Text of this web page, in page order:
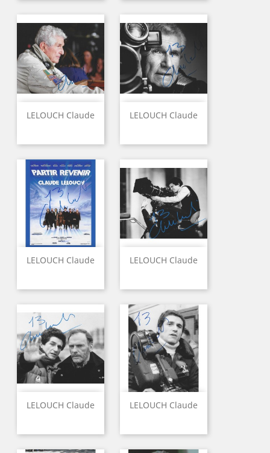
LELOUCH Claude LELOUCH Claude
LELOUCH Claude LELOUCH Claude
LELOUCH Claude LELOUCH Claude